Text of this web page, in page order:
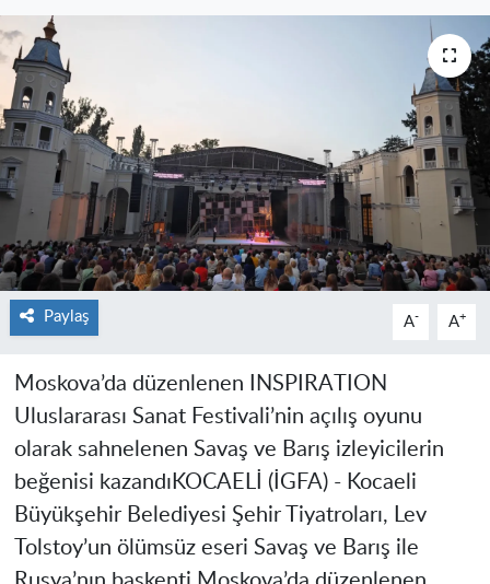
Paylaş A- A+
Moskova’da düzenlenen INSPIRATION
Uluslararası Sanat Festivali’nin açılış oyunu
olarak sahnelenen Savaş ve Barış izleyicilerin
beğenisi kazandı KOCAELİ (İGFA) - Kocaeli
Büyükşehir Belediyesi Şehir Tiyatroları, Lev
Tolstoy’un ölümsüz eseri Savaş ve Barış ile
Soma
Resmi İlanlar
Son Dakika Haberleri
Haber Arşivi